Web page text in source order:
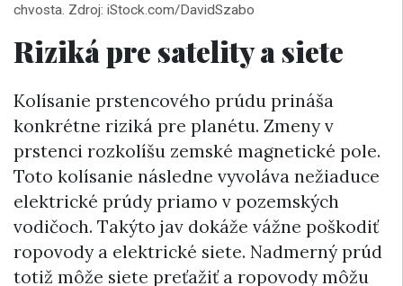
chvosta. Zdroj: iStock.com/DavidSzabo
Riziká pre satelity a siete
Kolísanie prstencového prúdu prináša
konkrétne riziká pre planétu. Zmeny v
prstenci rozkolíšu zemské magnetické pole.
Toto kolísanie následne vyvoláva nežiaduce
elektrické prúdy priamo v pozemských
vodičoch. Takýto jav dokáže vážne poškodiť
ropovody a elektrické siete. Nadmerný prúd
totiž môže siete preťažiť a ropovody môžu